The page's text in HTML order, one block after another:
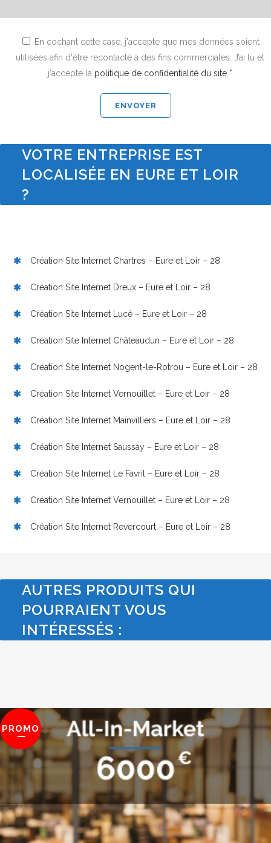
En cochant cette case, j'accepte que mes données soient
utilisées afin d'être recontacté à des fins commerciales. J’ai lu et
j'accepte la politique de confidentialité du site *
VOTRE ENTREPRISE EST
LOCALISÉE EN EURE ET LOIR
?
Création Site Internet Chartres – Eure et Loir – 28
Création Site Internet Dreux – Eure et Loir – 28
Création Site Internet Lucé – Eure et Loir – 28
Création Site Internet Châteaudun – Eure et Loir – 28
Création Site Internet Nogent-le-Rotrou – Eure et Loir – 28
Création Site Internet Vernouillet – Eure et Loir – 28
Création Site Internet Mainvilliers – Eure et Loir – 28
Création Site Internet Saussay – Eure et Loir – 28
Création Site Internet Le Favril – Eure et Loir – 28
Création Site Internet Vernouillet – Eure et Loir – 28
Création Site Internet Revercourt – Eure et Loir – 28
AUTRES PRODUITS QUI
POURRAIENT VOUS
INTÉRESSÉS :
PROMO